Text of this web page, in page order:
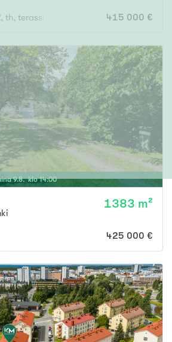
th, terassiparveke, vilpola, piha,415 000 €
9.8. klo14:00
1383 m²
425 000 €